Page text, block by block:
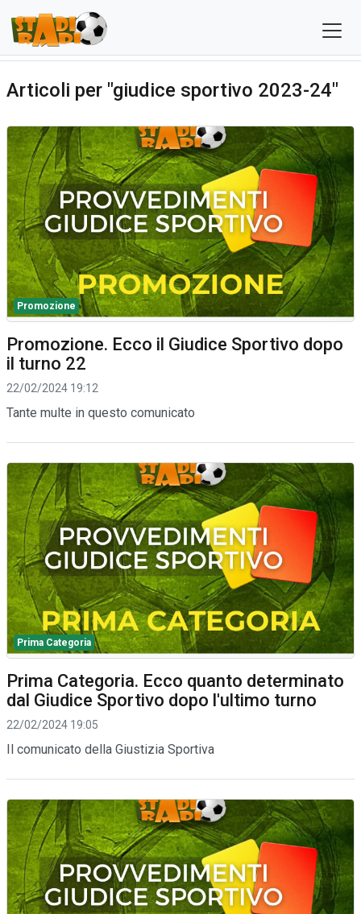
Articoli per "giudice sportivo 2023-24"
Promozione
Promozione. Ecco il Giudice Sportivo dopo
il turno 22
22/02/2024 19:12
Tante multe in questo comunicato
Prima Categoria
Prima Categoria. Ecco quanto determinato
dal Giudice Sportivo dopo l'ultimo turno
22/02/2024 19:05
Il comunicato della Giustizia Sportiva